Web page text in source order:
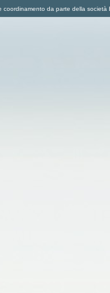
da parte della